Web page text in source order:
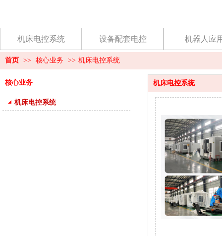
机床电控系统 设备配套电控 机器人应
首页 >> 核心业务 >> 机床电控系统
核心业务
机床电控系统
机床电控系统